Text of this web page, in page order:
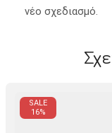
νέο σχεδιασμό.
SALE
16%